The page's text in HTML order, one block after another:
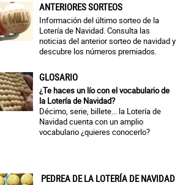
ANTERIORES SORTEOS
Información del último sorteo de la
Lotería de Navidad. Consulta las
noticias del anterior sorteo de navidad y
descubre los números premiados.
GLOSARIO
¿Te haces un lío con el vocabulario de
la Lotería de Navidad?
Décimo, serie, billete... la Lotería de
Navidad cuenta con un amplio
vocabulario ¿quieres conocerlo?
PEDREA DE LA LOTERÍA DE NAVIDAD